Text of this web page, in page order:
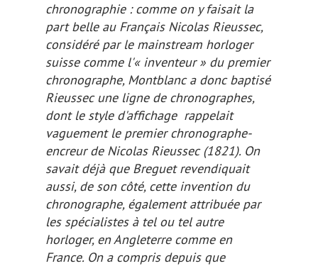
chronographie : comme on y faisait la
part belle au Français Nicolas Rieussec,
considéré par le mainstream horloger
suisse comme l'« inventeur » du premier
chronographe, Montblanc a donc baptisé
Rieussec une ligne de chronographes,
dont le style d'affichage rappelait
vaguement le premier chronographe-
encreur de Nicolas Rieussec (1821). On
savait déjà que Breguet revendiquait
aussi, de son côté, cette invention du
chronographe, également attribuée par
les spécialistes à tel ou tel autre
horloger, en Angleterre comme en
France. On a compris depuis que